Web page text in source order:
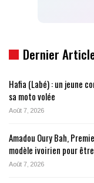
Dernier
Hafia (Labé) : un jeune
sa moto volée
Août 7, 2026
Amadou Oury Bah,
modèle ivoirien pour
Août 7, 2026